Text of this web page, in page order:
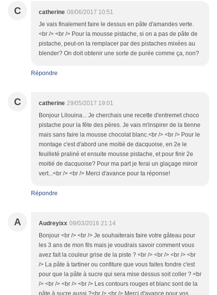
C catherine 08/06/2017 10:51
Je vais finalement faire le dessus en pâte d'amandes verte.
<br /> <br /> Pour la mousse pistache, si on a pas de pâte de
pistache, peut-on la remplacer par des pistaches mixées au
blender? On doit obtenir une sorte de purée comme ça, non?
Répondre
C catherine 29/05/2017 19:01
Bonjour Lilouina... Je cherchais une recette d'entremet choco
pistache pour la fête des pères. Je vais m'inspirer de la tienne
mais sans faire la mousse chocolat blanc.<br /> <br /> Pour le
montage c'est d'abord une moitié de dacquoise, en 2e le
feuilleté praliné et ensuite mousse pistache, et pour finir 2e
moitié de dacquoise? Pour ma part je ferai un glaçage miroir
vert...<br /> <br /> Merci d'avance pour ta réponse!
Répondre
A Audreyixx 09/03/2016 21:14
Bonjour <br /> <br /> Je souhaiterais faire votre gâteau pour
les 3 ans de mon fils mais je voudrais savoir comment vous
avez fait la couleur grise de la piste ? <br /> <br /> <br /> <br
/> La pâte à tartiner ou confiture que vous faites fondre c'est
pour que la pâte à sucre qui sera mise dessus soit coller ? <br
/> <br /> <br /> <br /> Les contours rouges et blanc sont de la
pâte à sucre aussi ?<br /> <br /> Merci d'avance pour vos